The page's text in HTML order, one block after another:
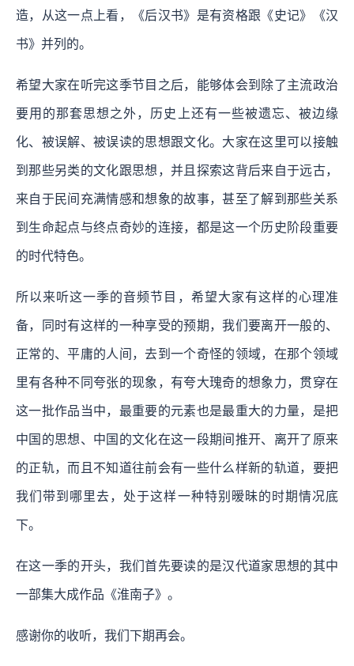
造，从这一点上看，《后汉书》是有资格跟《史记》《汉
书》并列的。
希望大家在听完这季节目之后，能够体会到除了主流政治
要用的那套思想之外，历史上还有一些被遗忘、被边缘
化、被误解、被误读的思想跟文化。大家在这里可以接触
到那些另类的文化跟思想，并且探索这背后来自于远古，
来自于民间充满情感和想象的故事，甚至了解到那些关系
到生命起点与终点奇妙的连接，都是这一个历史阶段重要
的时代特色。
所以来听这一季的音频节目，希望大家有这样的心理准
备，同时有这样的一种享受的预期，我们要离开一般的、
正常的、平庸的人间，去到一个奇怪的领域，在那个领域
里有各种不同夸张的现象，有夸大瑰奇的想象力，贯穿在
这一批作品当中，最重要的元素也是最重大的力量，是把
中国的思想、中国的文化在这一段期间推开、离开了原来
的正轨，而且不知道往前会有一些什么样新的轨道，要把
我们带到哪里去，处于这样一种特别暧昧的时期情况底
下。
在这一季的开头，我们首先要读的是汉代道家思想的其中
一部集大成作品《淮南子》。
感谢你的收听，我们下期再会。